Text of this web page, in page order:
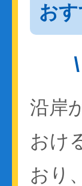
お
沿岸
おけ
おり